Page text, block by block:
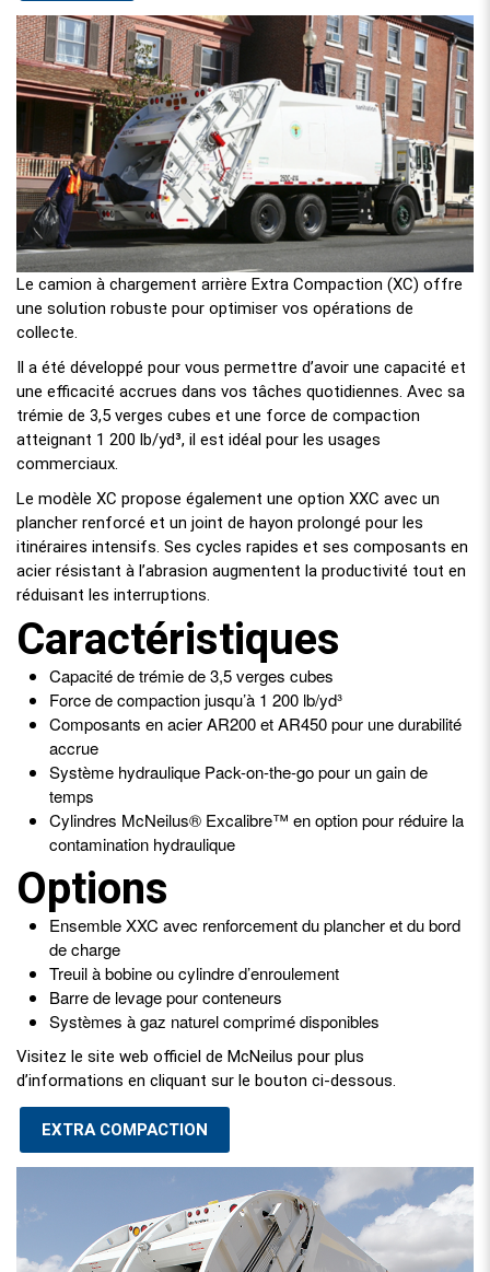
Le camion à chargement arrière Extra Compaction (XC) offre
une solution robuste pour optimiser vos opérations de
collecte.
Il a été développé pour vous permettre d’avoir une capacité et
une efficacité accrues dans vos tâches quotidiennes. Avec sa
trémie de 3,5 verges cubes et une force de compaction
atteignant 1 200 lb/yd³, il est idéal pour les usages
commerciaux.
Le modèle XC propose également une option XXC avec un
plancher renforcé et un joint de hayon prolongé pour les
itinéraires intensifs. Ses cycles rapides et ses composants en
acier résistant à l’abrasion augmentent la productivité tout en
réduisant les interruptions.
Caractéristiques
Capacité de trémie de 3,5 verges cubes
Force de compaction jusqu’à 1 200 lb/yd³
Composants en acier AR200 et AR450 pour une durabilité
accrue
Système hydraulique Pack-on-the-go pour un gain de
temps
Cylindres McNeilus® Excalibre™ en option pour réduire la
contamination hydraulique
Options
Ensemble XXC avec renforcement du plancher et du bord
de charge
Treuil à bobine ou cylindre d’enroulement
Barre de levage pour conteneurs
Systèmes à gaz naturel comprimé disponibles
Visitez le site web officiel de McNeilus pour plus
d’informations en cliquant sur le bouton ci-dessous.
EXTRA COMPACTION